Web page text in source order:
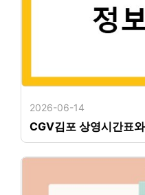
2026-06-14
CGV김포 상영시간표